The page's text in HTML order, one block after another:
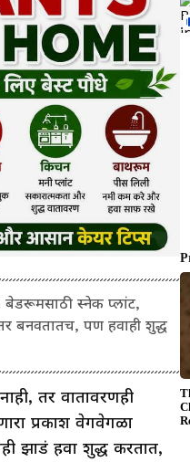
बेडरूमसाठी स्नेक प्लांट,
बनवतातच, पण हवाही शुद्ध
तर वातावरणही
प्रकाश वेगवेगळा
झाडं हवा शुद्ध करतात,